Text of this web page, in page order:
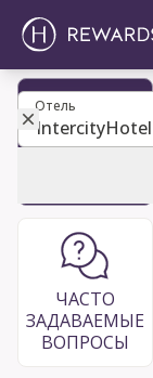
Отель
Отель
ЧАСТО
ЗАДАВАЕМЫЕ
ВОПРОСЫ